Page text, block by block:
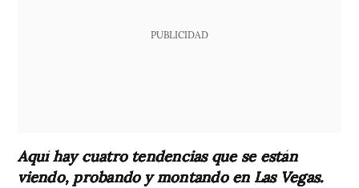
PUBLICIDAD
Aquí hay cuatro tendencias que se están
viendo, probando y montando en Las Vegas.